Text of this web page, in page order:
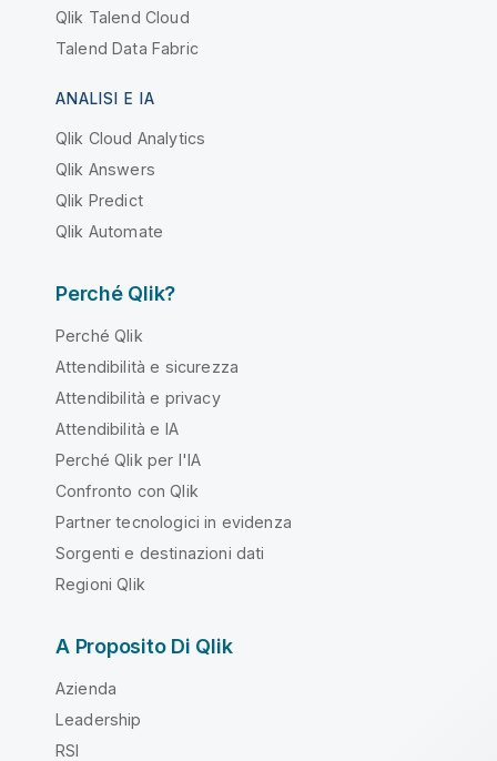
Qlik Talend Cloud
Talend Data Fabric
ANALISI E IA
Qlik Cloud Analytics
Qlik Answers
Qlik Predict
Qlik Automate
Perché Qlik?
Perché Qlik
Attendibilità e sicurezza
Attendibilità e privacy
Attendibilità e IA
Perché Qlik per l'IA
Confronto con Qlik
Partner tecnologici in evidenza
Sorgenti e destinazioni dati
Regioni Qlik
A Proposito Di Qlik
Azienda
Leadership
RSI